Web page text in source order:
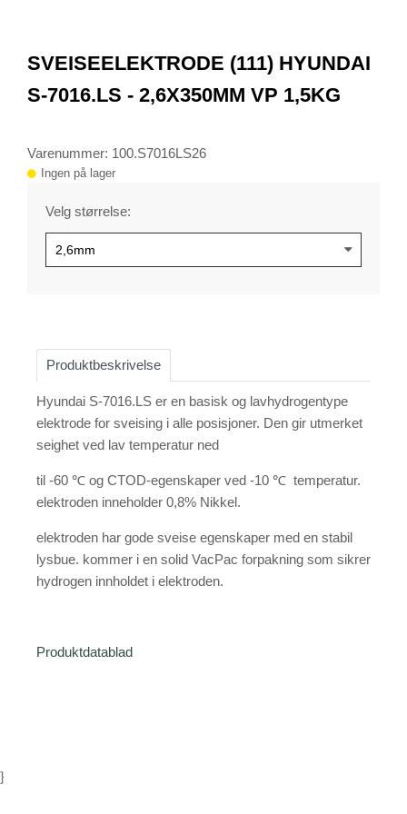
of
1
SVEISEELEKTRODE (111) HYUNDAI
S-7016.LS - 2,6X350MM VP 1,5KG
Varenummer: 100.S7016LS26
Ingen på lager
Velg størrelse:
Produktbeskrivelse
Hyundai S-7016.LS er en basisk og lavhydrogentype
elektrode for sveising i alle posisjoner. Den gir utmerket
seighet ved lav temperatur ned
til -60 ℃ og CTOD-egenskaper ved -10 ℃ temperatur.
elektroden inneholder 0,8% Nikkel.
elektroden har gode sveise egenskaper med en stabil
lysbue. kommer i en solid VacPac forpakning som sikrer
hydrogen innholdet i elektroden.
Produktdatablad
}